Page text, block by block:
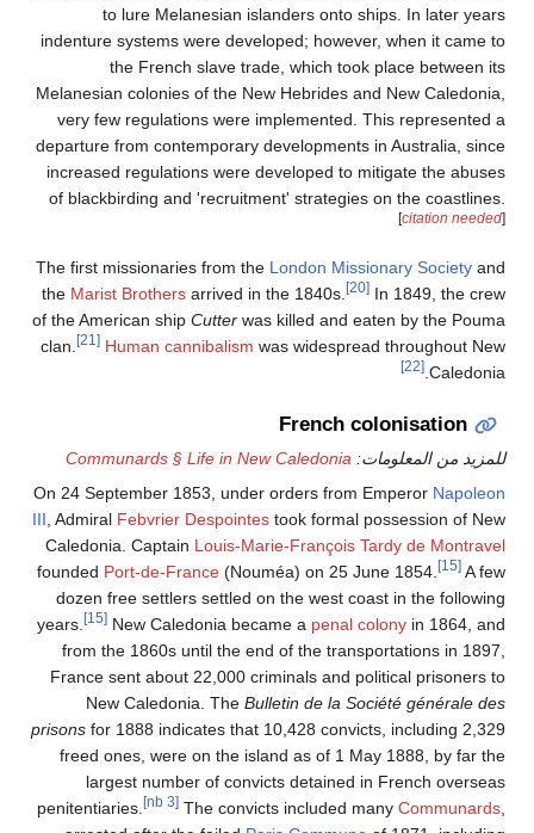
to lure Melanesian islanders onto ships. In later years
indenture systems were developed; however, when it came to
the French slave trade, which took place between its
Melanesian colonies of the New Hebrides and New Caledonia,
very few regulations were implemented. This represented a
departure from contemporary developments in Australia, since
increased regulations were developed to mitigate the abuses
of blackbirding and 'recruitment' strategies on the coastlines.
[citation needed
The first missionaries from theLondon Missionary Societyand
theMarist Brothersarrived in the 1840s. [20]In 1849, the crew
of the American shipCutterwas killed and eaten by the Pouma
clan.
[21] Human cannibalismwas widespread throughout New
Caledonia.
[22]
French colonisation
للمزيد من المعلومات:Communards § Life in New Caledonia
On 24 September 1853, under orders from EmperorNapoleon
III , AdmiralFebvrier Despointestook formal possession of New
Caledonia. Captain Louis-Marie-François Tardy de Montravel
foundedPort-de-France(Nouméa) on 25 June 1854. [15]A few
dozen free settlers settled on the west coast in the following
years.
[15]New Caledonia became apenal colonyin 1864, and
from the 1860s until the end of the transportations in 1897,
France sent about 22,000 criminals and political prisoners to
New Caledonia. TheBulletin de la Société générale des
prisonsfor 1888 indicates that 10,428 convicts, including 2,329
freed ones, were on the island as of 1 May 1888, by far the
largest number of convicts detained in French overseas
penitentiaries.
[nb 3]The convicts included manyCommunards